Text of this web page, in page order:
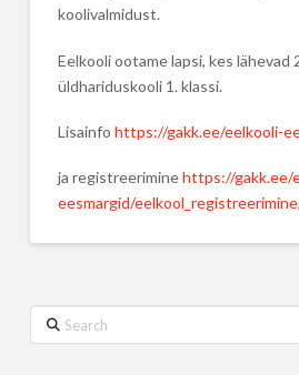
koolivalmidust.
Eelkooli ootame lapsi, kes lähevad
üldhariduskooli 1. klassi.
Lisainfo https://gakk.ee/eelkooli-
ja registreeriminehttps://gakk.ee/
eesmargid/
Search